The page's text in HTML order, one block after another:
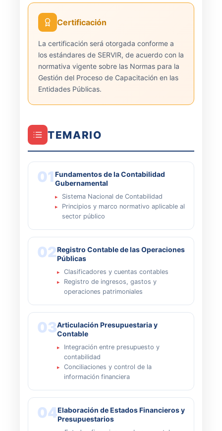
Certificación
La certificación será otorgada conforme a
los estándares de SERVIR, de acuerdo con la
normativa vigente sobre las Normas para la
Gestión del Proceso de Capacitación en las
Entidades Públicas.
TEMARIO
01 Fundamentos de la Contabilidad
Gubernamental
Sistema Nacional de Contabilidad
Principios y marco normativo aplicable al
sector público
02Registro Contable de las Operaciones
Públicas
Clasificadores y cuentas contables
Registro de ingresos, gastos y
operaciones patrimoniales
03Articulación Presupuestaria y
Contable
Integración entre presupuesto y
contabilidad
Conciliaciones y control de la
información financiera
04Elaboración de Estados Financieros y
Presupuestarios